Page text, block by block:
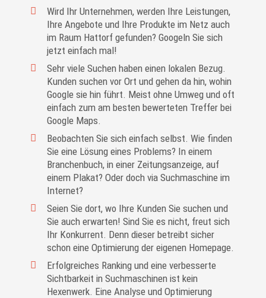
Wird Ihr Unternehmen, werden Ihre Leistungen,
Ihre Angebote und Ihre Produkte im Netz auch
im Raum Hattorf gefunden? Googeln Sie sich
jetzt einfach mal!
Sehr viele Suchen haben einen lokalen Bezug.
Kunden suchen vor Ort und gehen da hin, wohin
Google sie hin führt. Meist ohne Umweg und oft
einfach zum am besten bewerteten Treffer bei
Google Maps.
Beobachten Sie sich einfach selbst. Wie finden
Sie eine Lösung eines Problems? In einem
Branchenbuch, in einer Zeitungsanzeige, auf
einem Plakat? Oder doch via Suchmaschine im
Internet?
Seien Sie dort, wo Ihre Kunden Sie suchen und
Sie auch erwarten! Sind Sie es nicht, freut sich
Ihr Konkurrent. Denn dieser betreibt sicher
schon eine Optimierung der eigenen Homepage.
Erfolgreiches Ranking und eine verbesserte
Sichtbarkeit in Suchmaschinen ist kein
Hexenwerk. Eine Analyse und Optimierung